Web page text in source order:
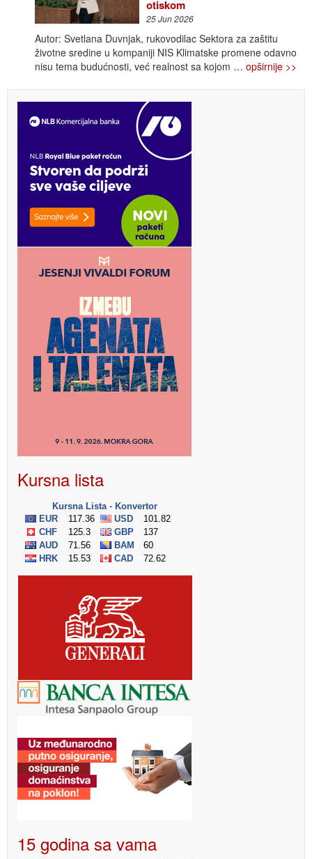
otiskom
25 Jun 2026
Autor: Svetlana Duvnjak, rukovodilac Sektora za zaštitu
životne sredine u kompaniji NIS Klimatske promene odavno
nisu tema budućnosti, već realnost sa kojom … opširnije >>
Kursna lista
15 godina sa vama